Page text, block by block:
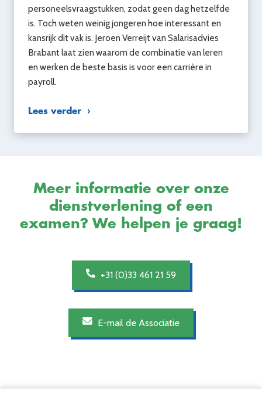
personeelsvraagstukken, zodat geen dag hetzelfde
is. Toch weten weinig jongeren hoe interessant en
kansrijk dit vak is. Jeroen Verreijt van Salarisadvies
Brabant laat zien waarom de combinatie van leren
en werken de beste basis is voor een carrière in
payroll.
Lees verder
Meer informatie over onze
dienstverlening of een
examen? We helpen je graag!
+31 (0)33 461 21 59
E-mail de Associatie